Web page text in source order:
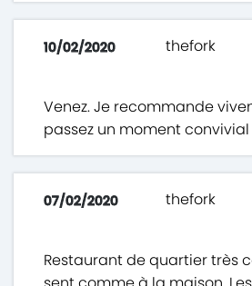
10/02/2020 thefork
Venez. Je recommande
passez un moment
07/02/2020 thefork
Restaurant de quartier très